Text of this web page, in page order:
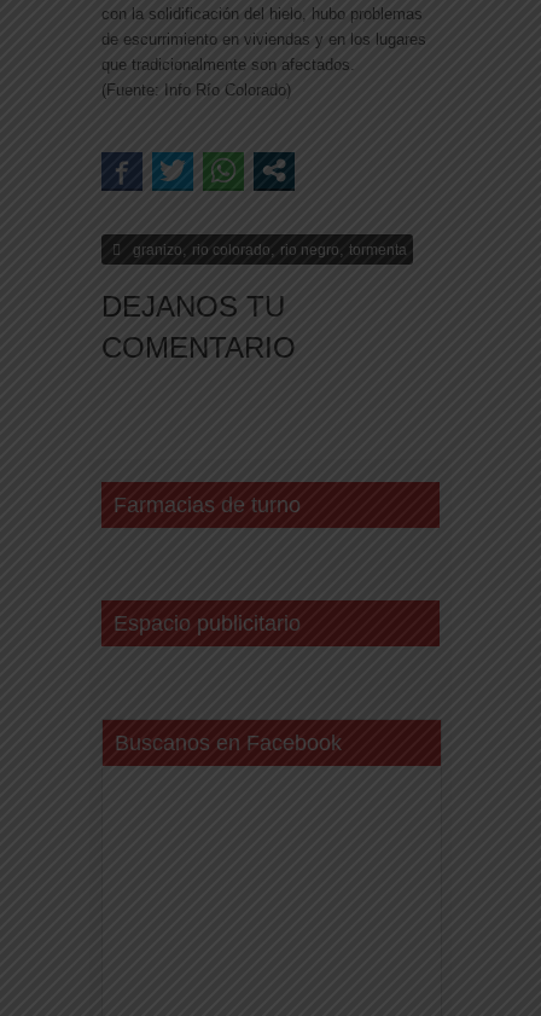
con la solidificación del hielo, hubo problemas
de escurrimiento en viviendas y en los lugares
que tradicionalmente son afectados.
(Fuente: Info Río Colorado)
granizo, rio colorado, rio negro, tormenta
DEJANOS TU
COMENTARIO
Farmacias de turno
Espacio publicitario
Buscanos en Facebook